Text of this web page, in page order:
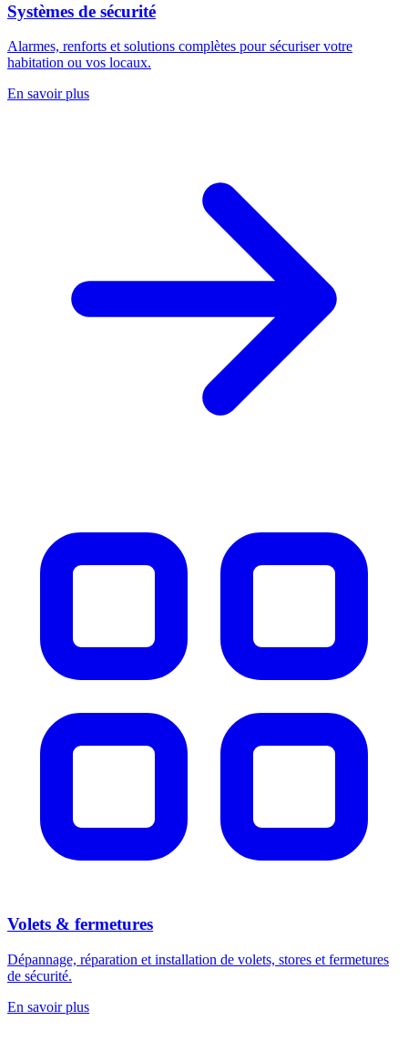
Systèmes de sécurité
Alarmes, renforts et solutions complètes pour sécuriser votre
habitation ou vos locaux.
En savoir plus
Volets & fermetures
Dépannage, réparation et installation de volets, stores et fermetures
de sécurité.
En savoir plus